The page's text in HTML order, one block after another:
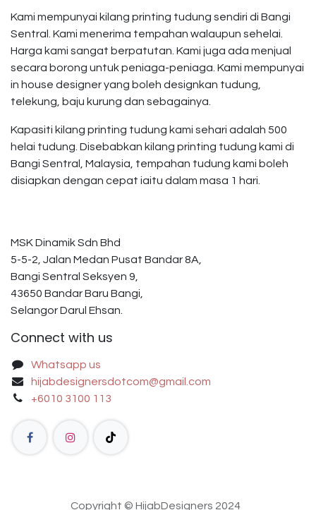
Kami mempunyai kilang printing tudung sendiri di Bangi
Sentral. Kami menerima tempahan walaupun sehelai.
Harga kami sangat berpatutan. Kami juga ada menjual
secara borong untuk peniaga-peniaga. Kami mempunyai
in house designer yang boleh designkan tudung,
telekung, baju kurung dan sebagainya.
Kapasiti kilang printing tudung kami sehari adalah 500
helai tudung. Disebabkan kilang printing tudung kami di
Bangi Sentral, Malaysia, tempahan tudung kami boleh
disiapkan dengan cepat iaitu dalam masa 1 hari.
MSK Dinamik Sdn Bhd
5-5-2, Jalan Medan Pusat Bandar 8A,
Bangi Sentral Seksyen 9,
43650 Bandar Baru Bangi,
Selangor Darul Ehsan.
Connect with us
Whatsapp us
hijabdesignersdotcom@gmail.com
+6010 3100 113
Copyright © HijabDesigners 2024